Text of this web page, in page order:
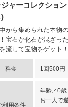
ャーコレクショ
)
から集められた本物
宝石か化石が混ざっ
流して宝物をゲット！
料金 1回500円
利用条件
年齢／0歳
お一人で